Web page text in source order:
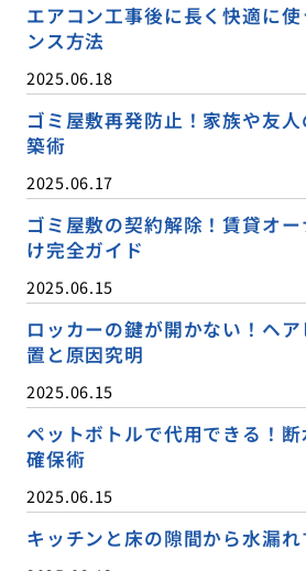
エアコン工事後に長く快適に
ンス方法
2025.06.18
ゴミ屋敷再発防止！家族や友
築術
2025.06.17
ゴミ屋敷の契約解除！賃貸オ
け完全ガイド
2025.06.15
ロッカーの鍵が開かない！ヘ
置と原因究明
2025.06.15
ペットボトルで代用できる！
確保術
2025.06.15
キッチンと床の隙間から水漏